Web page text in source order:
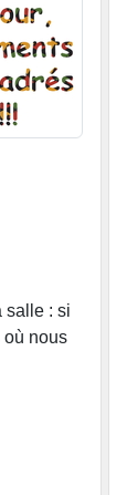
salle : si
où nous